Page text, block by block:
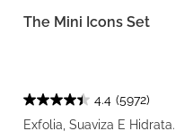
The Mini Icons Set
4.4 (5972)
Exfolia, Suaviza E Hidrata.